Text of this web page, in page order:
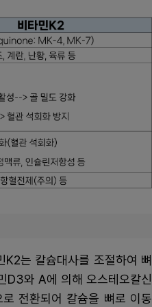
K2는 칼슘대사를 조절하여 뼈
D3와 A에 의해 오스테오칼신
전환되어 칼슘을 뼈로 이동